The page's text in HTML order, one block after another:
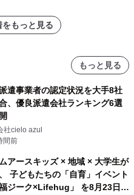
もっと見る
もっと見る
遣事業者の認定状況を大手8社
、優良派遣会社ランキング6選
社cielo azul
間前
アースキッズ × 地域 × 大学生が
子どもたちの「自育」イベント
福ジーク×Lifehug」 を8月23日